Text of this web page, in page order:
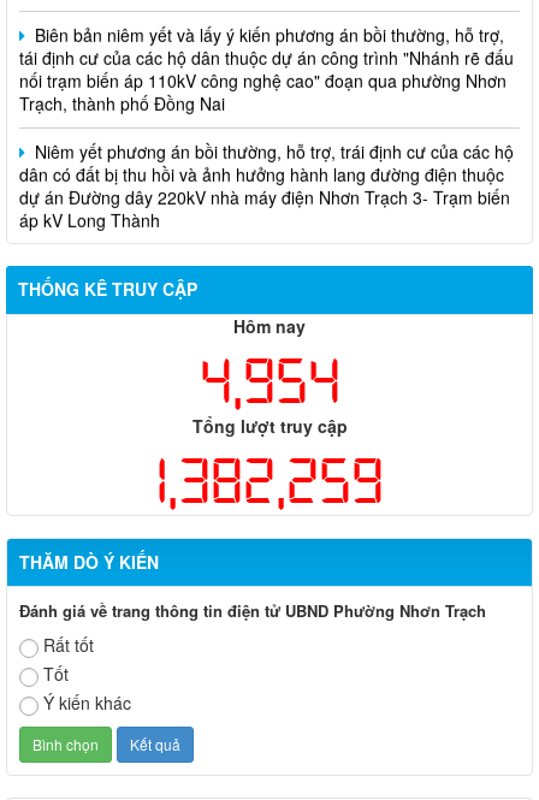
Biên bản niêm yết và lấy ý kiến phương án bồi thường, hỗ trợ,
tái định cư của các hộ dân thuộc dự án công trình "Nhánh rẽ đấu
nối trạm biến áp 110kV công nghệ cao" đoạn qua phường Nhơn
Trạch, thành phố Đồng Nai
Niêm yết phương án bồi thường, hỗ trợ, trái định cư của các hộ
dân có đất bị thu hồi và ảnh hưởng hành lang đường điện thuộc
dự án Đường dây 220kV nhà máy điện Nhơn Trạch 3- Trạm biến
áp kV Long Thành
Biên bản về việc niêm yết phương án bồi thường, hỗ trợ, tái
định cư của các hộ dân có đất bị thu hồi thuộc dự án nâng cấp
đường 25B cũ đoạn từ Trung tâm huyện Nhơn Trạch ra Quốc lộ
51, huyện Long Thành và huyện Nhơn Trạch
THỐNG KÊ TRUY CẬP
Hôm nay
4,954
Tổng lượt truy cập
1,382,259
THĂM DÒ Ý KIẾN
Đánh giá về trang thông tin điện tử UBND Phường Nhơn Trạch
Rất tốt
Tốt
Ý kiến khác